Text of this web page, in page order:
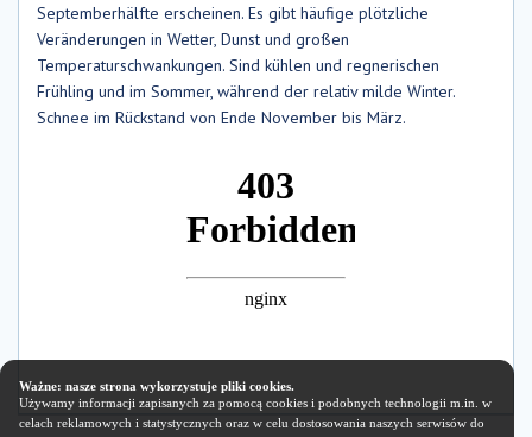
Septemberhälfte erscheinen. Es gibt häufige plötzliche
Veränderungen in Wetter, Dunst und großen
Temperaturschwankungen. Sind kühlen und regnerischen
Frühling und im Sommer, während der relativ milde Winter.
Schnee im Rückstand von Ende November bis März.
Ważne: nasze strona wykorzystuje pliki cookies.
Używamy informacji zapisanych za pomocą cookies i podobnych technologii m.in. w
celach reklamowych i statystycznych oraz w celu dostosowania naszych serwisów do